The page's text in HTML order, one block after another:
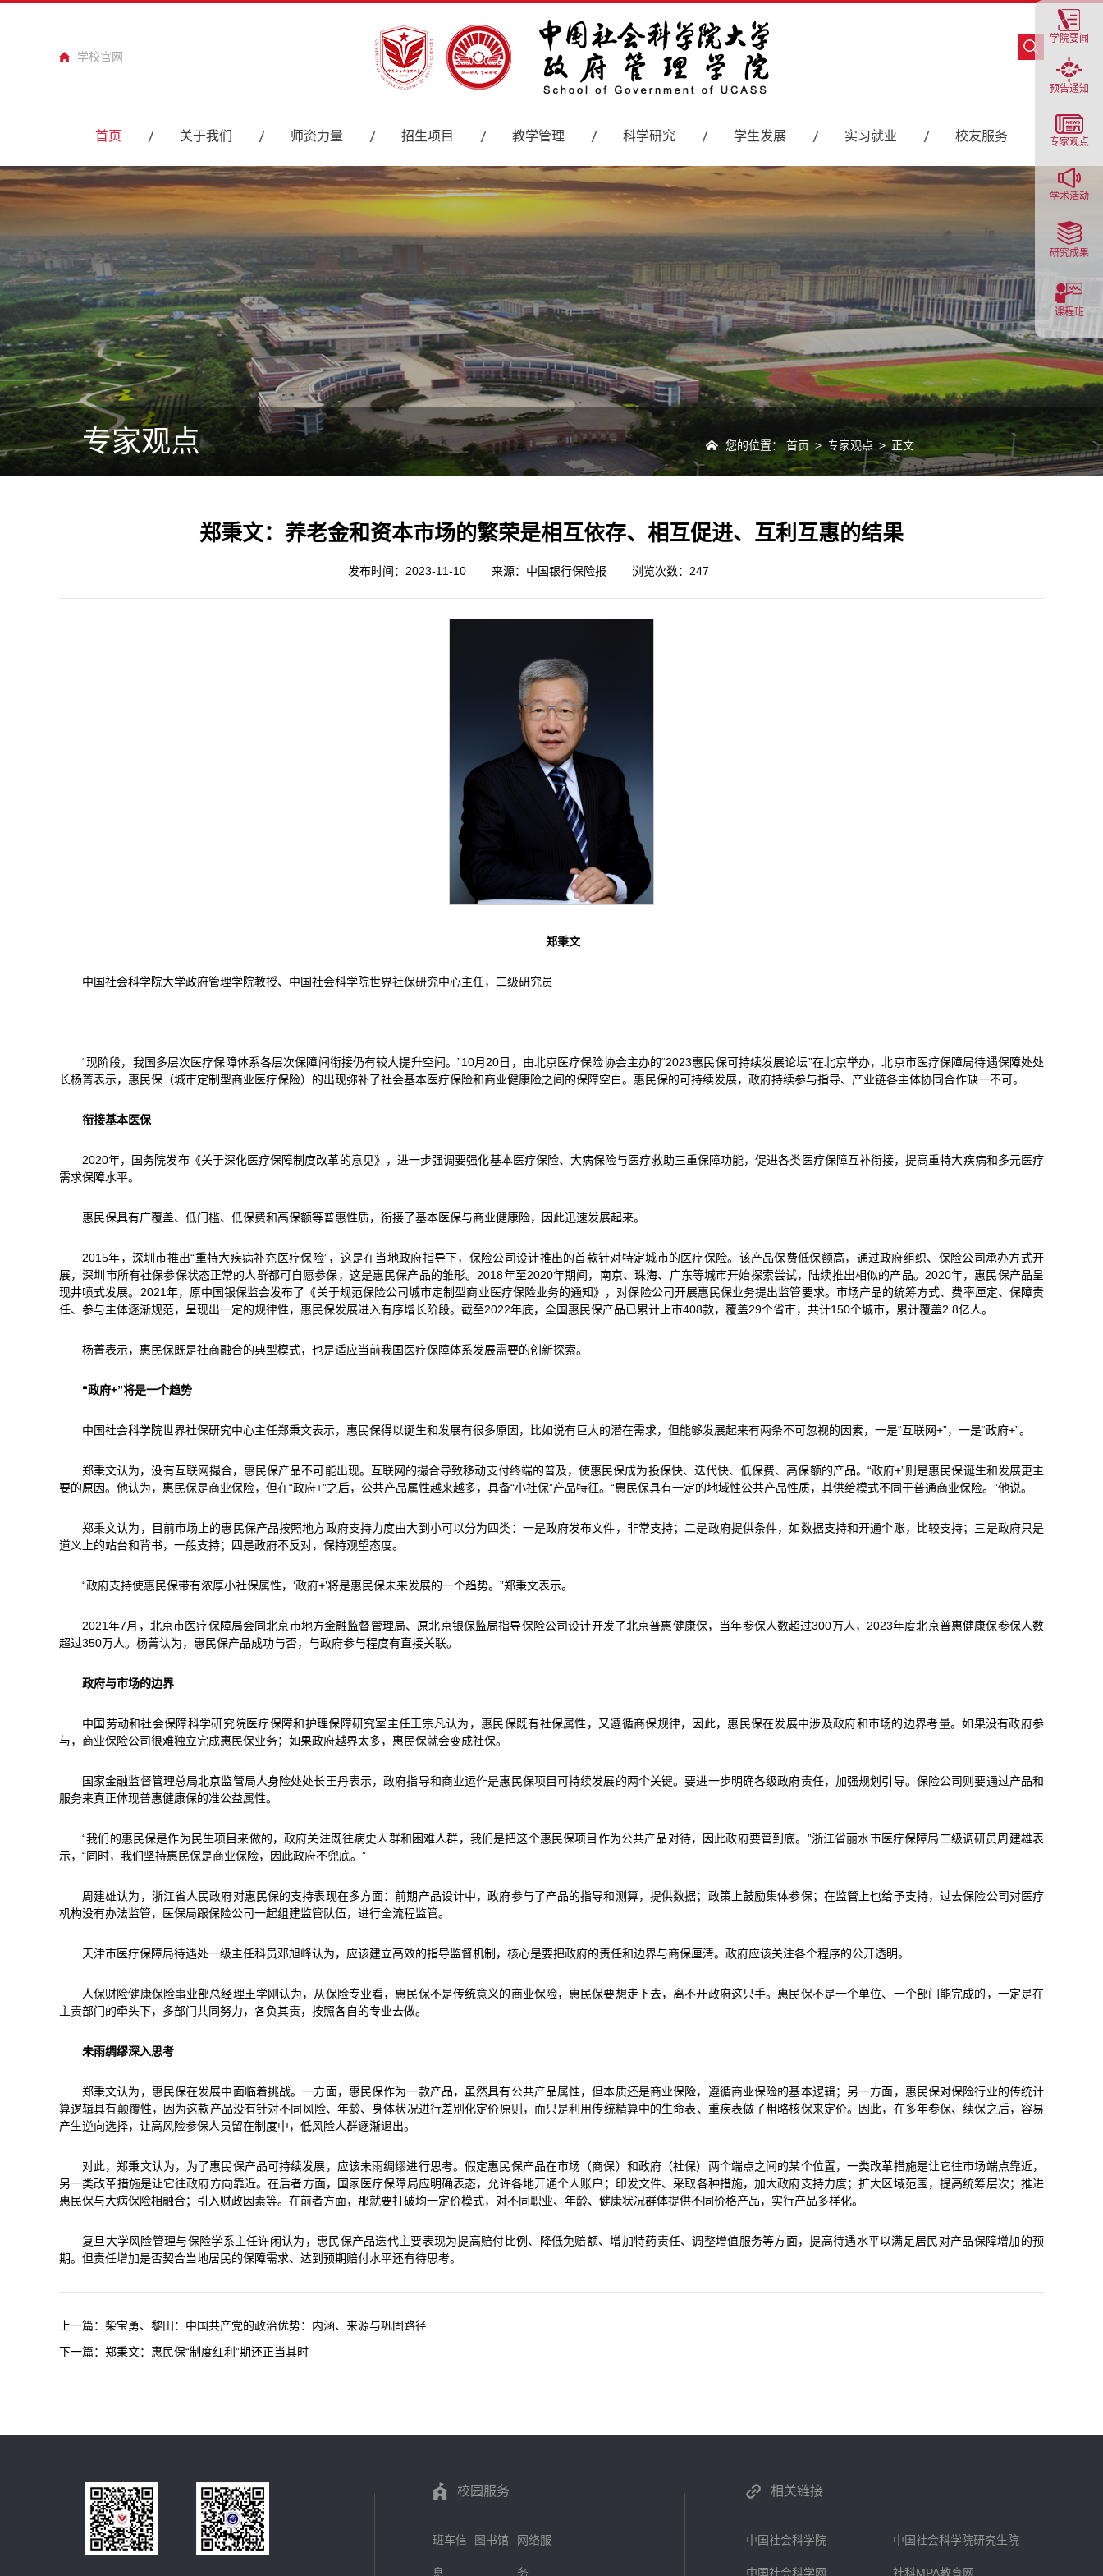
学院要闻
预告通知
专家观点
学术活动
研究成果
课程班
学校官网
首页 关于我们 师资力量 招生项目 教学管理 科学研究 学生发展 实习就业 校友服务
专家观点 您的位置： 首页 > 专家观点 > 正文
郑秉文：养老金和资本市场的繁荣是相互依存、相互促进、互利互惠的结果
发布时间：2023-11-10 来源：中国银行保险报 浏览次数： 247
郑秉文
中国社会科学院大学政府管理学院教授、中国社会科学院世界社保研究中心主任，二级研究员
“现阶段，我国多层次医疗保障体系各层次保障间衔接仍有较大提升空间。”10月20日，由北京医疗保险协会主办的“2023惠民保可持续发展论坛”在北京举办，北京市医疗保障局待遇保障处处
长杨菁表示，惠民保（城市定制型商业医疗保险）的出现弥补了社会基本医疗保险和商业健康险之间的保障空白。惠民保的可持续发展，政府持续参与指导、产业链各主体协同合作缺一不可。
衔接基本医保
2020年，国务院发布《关于深化医疗保障制度改革的意见》，进一步强调要强化基本医疗保险、大病保险与医疗救助三重保障功能，促进各类医疗保障互补衔接，提高重特大疾病和多元医疗
需求保障水平。
惠民保具有广覆盖、低门槛、低保费和高保额等普惠性质，衔接了基本医保与商业健康险，因此迅速发展起来。
2015年，深圳市推出“重特大疾病补充医疗保险”，这是在当地政府指导下，保险公司设计推出的首款针对特定城市的医疗保险。该产品保费低保额高，通过政府组织、保险公司承办方式开
展，深圳市所有社保参保状态正常的人群都可自愿参保，这是惠民保产品的雏形。2018年至2020年期间，南京、珠海、广东等城市开始探索尝试，陆续推出相似的产品。2020年，惠民保产品呈
现井喷式发展。2021年，原中国银保监会发布了《关于规范保险公司城市定制型商业医疗保险业务的通知》，对保险公司开展惠民保业务提出监管要求。市场产品的统筹方式、费率厘定、保障责
任、参与主体逐渐规范，呈现出一定的规律性，惠民保发展进入有序增长阶段。截至2022年底，全国惠民保产品已累计上市408款，覆盖29个省市，共计150个城市，累计覆盖2.8亿人。
杨菁表示，惠民保既是社商融合的典型模式，也是适应当前我国医疗保障体系发展需要的创新探索。
“政府+”将是一个趋势
中国社会科学院世界社保研究中心主任郑秉文表示，惠民保得以诞生和发展有很多原因，比如说有巨大的潜在需求，但能够发展起来有两条不可忽视的因素，一是“互联网+”，一是“政府+”。
郑秉文认为，没有互联网撮合，惠民保产品不可能出现。互联网的撮合导致移动支付终端的普及，使惠民保成为投保快、迭代快、低保费、高保额的产品。“政府+”则是惠民保诞生和发展更主
要的原因。他认为，惠民保是商业保险，但在“政府+”之后，公共产品属性越来越多，具备“小社保”产品特征。“惠民保具有一定的地域性公共产品性质，其供给模式不同于普通商业保险。”他说。
郑秉文认为，目前市场上的惠民保产品按照地方政府支持力度由大到小可以分为四类：一是政府发布文件，非常支持；二是政府提供条件，如数据支持和开通个账，比较支持；三是政府只是
道义上的站台和背书，一般支持；四是政府不反对，保持观望态度。
“政府支持使惠民保带有浓厚小社保属性，‘政府+’将是惠民保未来发展的一个趋势。”郑秉文表示。
2021年7月，北京市医疗保障局会同北京市地方金融监督管理局、原北京银保监局指导保险公司设计开发了北京普惠健康保，当年参保人数超过300万人，2023年度北京普惠健康保参保人数
超过350万人。杨菁认为，惠民保产品成功与否，与政府参与程度有直接关联。
政府与市场的边界
中国劳动和社会保障科学研究院医疗保障和护理保障研究室主任王宗凡认为，惠民保既有社保属性，又遵循商保规律，因此，惠民保在发展中涉及政府和市场的边界考量。如果没有政府参
与，商业保险公司很难独立完成惠民保业务；如果政府越界太多，惠民保就会变成社保。
国家金融监督管理总局北京监管局人身险处处长王丹表示，政府指导和商业运作是惠民保项目可持续发展的两个关键。要进一步明确各级政府责任，加强规划引导。保险公司则要通过产品和
服务来真正体现普惠健康保的准公益属性。
“我们的惠民保是作为民生项目来做的，政府关注既往病史人群和困难人群，我们是把这个惠民保项目作为公共产品对待，因此政府要管到底。”浙江省丽水市医疗保障局二级调研员周建雄表
示，“同时，我们坚持惠民保是商业保险，因此政府不兜底。”
周建雄认为，浙江省人民政府对惠民保的支持表现在多方面：前期产品设计中，政府参与了产品的指导和测算，提供数据；政策上鼓励集体参保；在监管上也给予支持，过去保险公司对医疗
机构没有办法监管，医保局跟保险公司一起组建监管队伍，进行全流程监管。
天津市医疗保障局待遇处一级主任科员邓旭峰认为，应该建立高效的指导监督机制，核心是要把政府的责任和边界与商保厘清。政府应该关注各个程序的公开透明。
人保财险健康保险事业部总经理王学刚认为，从保险专业看，惠民保不是传统意义的商业保险，惠民保要想走下去，离不开政府这只手。惠民保不是一个单位、一个部门能完成的，一定是在
主责部门的牵头下，多部门共同努力，各负其责，按照各自的专业去做。
未雨绸缪深入思考
郑秉文认为，惠民保在发展中面临着挑战。一方面，惠民保作为一款产品，虽然具有公共产品属性，但本质还是商业保险，遵循商业保险的基本逻辑；另一方面，惠民保对保险行业的传统计
算逻辑具有颠覆性，因为这款产品没有针对不同风险、年龄、身体状况进行差别化定价原则，而只是利用传统精算中的生命表、重疾表做了粗略核保来定价。因此，在多年参保、续保之后，容易
产生逆向选择，让高风险参保人员留在制度中，低风险人群逐渐退出。
对此，郑秉文认为，为了惠民保产品可持续发展，应该未雨绸缪进行思考。假定惠民保产品在市场（商保）和政府（社保）两个端点之间的某个位置，一类改革措施是让它往市场端点靠近，
另一类改革措施是让它往政府方向靠近。在后者方面，国家医疗保障局应明确表态，允许各地开通个人账户；印发文件、采取各种措施，加大政府支持力度；扩大区域范围，提高统筹层次；推进
惠民保与大病保险相融合；引入财政因素等。在前者方面，那就要打破均一定价模式，对不同职业、年龄、健康状况群体提供不同价格产品，实行产品多样化。
复旦大学风险管理与保险学系主任许闲认为，惠民保产品迭代主要表现为提高赔付比例、降低免赔额、增加特药责任、调整增值服务等方面，提高待遇水平以满足居民对产品保障增加的预
期。但责任增加是否契合当地居民的保障需求、达到预期赔付水平还有待思考。
上一篇： 柴宝勇、黎田：中国共产党的政治优势：内涵、来源与巩固路径
下一篇： 郑秉文：惠民保“制度红利”期还正当其时
校园服务
班车信
息
图书馆 网络服
务
相关链接
中国社会科学院 中国社会科学院研究生院
中国社会科学网 社科MPA教育网